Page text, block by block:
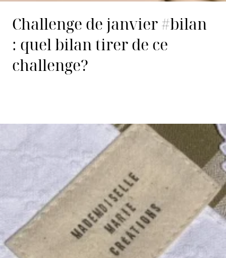
Challenge de janvier #bilan
: quel bilan tirer de ce
challenge?